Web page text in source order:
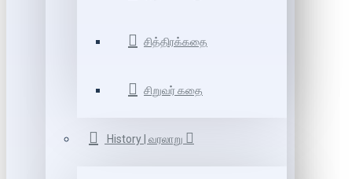
சித்திரக்கதை
சிறுவர் கதை
History | வரலாறு